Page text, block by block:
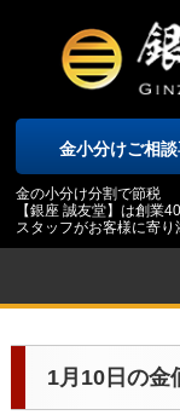
金小分けご相
金の小分け分割で節税
【銀座 誠友堂】は創業
スタッフがお客様に寄り
1月10日の金